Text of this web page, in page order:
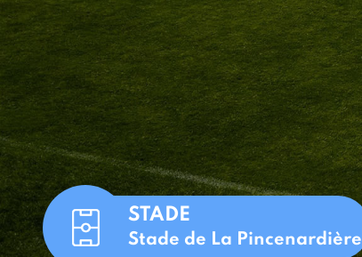
STADE
Stade de La Pincenardière